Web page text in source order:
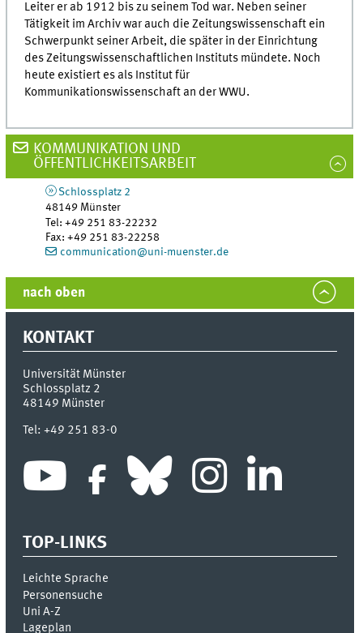
Leiter er ab 1912 bis zu seinem Tod war. Neben seiner
Tätigkeit im Archiv war auch die Zeitungswissenschaft ein
Schwerpunkt seiner Arbeit, die später in der Einrichtung
des Zeitungswissenschaftlichen Instituts mündete. Noch
heute existiert es als Institut für
Kommunikationswissenschaft an der WWU.
KOMMUNIKATION UND
ÖFFENTLICHKEITSARBEIT
Schlossplatz 2
48149 Münster
Tel:+49 251 83-22232
Fax:+49 251 83-22258
communication@uni-muenster.de
nach oben
KONTAKT
Universität Münster
Schlossplatz 2
48149 Münster
Tel:+49 251 83-0
TOP-LINKS
Leichte Sprache
Personensuche
Uni A-Z
Lageplan